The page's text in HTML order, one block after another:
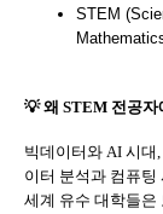
STEM
💡 왜 STEM 전공
빅데이터와 AI 시대
이터 분석과 컴퓨
세계 유수 대학들은